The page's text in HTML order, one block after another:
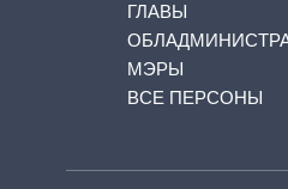
ГЛАВЫ
МЭРЫ
ВСЕ ПЕРСОНЫ